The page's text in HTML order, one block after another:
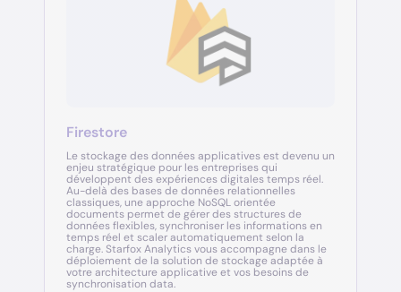
Firestore
Le stockage des données applicatives est devenu un
enjeu stratégique pour les entreprises qui
développent des expériences digitales temps réel.
Au-delà des bases de données relationnelles
classiques, une approche NoSQL orientée
documents permet de gérer des structures de
données flexibles, synchroniser les informations en
temps réel et scaler automatiquement selon la
charge. Starfox Analytics vous accompagne dans le
déploiement de la solution de stockage adaptée à
votre architecture applicative et vos besoins de
synchronisation data.